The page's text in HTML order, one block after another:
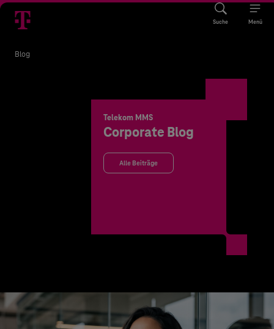
Suche Menü
Blog
Telekom MMS
Corporate Blog
Alle Beiträge